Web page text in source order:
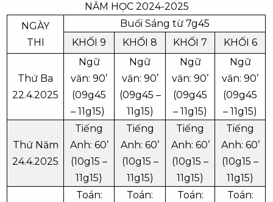
NĂM HỌC 2024-2025
NGÀY
THI
Buổi Sáng từ 7g45
KHỐI 9
KHỐI 8 KHỐI 7 KHỐI 6
Thứ Ba
22.4.2025
Ngữ
văn: 90’
(09g45
– 11g15)
Ngữ
văn: 90’
(09g45 –
11g15)
Ngữ
văn: 90’
(09g45
– 11g15)
Ngữ
văn: 90’
(09g45
– 11g15)
Thứ Năm
24.4.2025
Tiếng
Anh: 60’
(10g15 –
11g15)
Tiếng
Anh: 60’
(10g15 –
11g15)
Tiếng
Anh: 60’
(10g15 –
11g15)
Tiếng
Anh: 60’
(10g15 –
11g15)
Toán:
Toán:
Toán:
Toán: